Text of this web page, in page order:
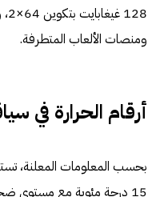
ومنصات الألعاب المتطرفة.
أرقام الحرارة في